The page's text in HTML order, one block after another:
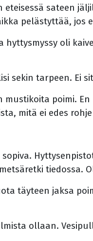
eteisessä sateen
pelästyttää, jos
hyttysmyssy oli
sekin tarpeen. Ei
mustikoita poimi.
mitä ei edes
tiedossa.
täyteen jaksa
ollaan.